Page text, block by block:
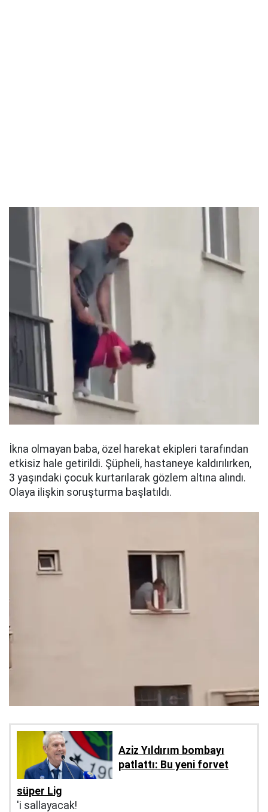
İkna olmayan baba, özel harekat ekipleri tarafından
etkisiz hale getirildi. Şüpheli, hastaneye kaldırılırken,
3 yaşındaki çocuk kurtarılarak gözlem altına alındı.
Olaya ilişkin soruşturma başlatıldı.
Aziz Yıldırım bombayı
patlattı: Bu yeni forvet
süper Lig
'i sallayacak!